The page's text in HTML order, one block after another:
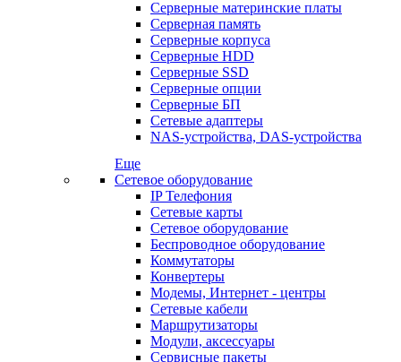
Серверные материнские платы
Серверная память
Серверные корпуса
Серверные HDD
Серверные SSD
Серверные опции
Серверные БП
Сетевые адаптеры
NAS-устройства, DAS-устройства
Еще
Сетевое оборудование
IP Телефония
Сетевые карты
Сетевое оборудование
Беспроводное оборудование
Коммутаторы
Конвертеры
Модемы, Интернет - центры
Сетевые кабели
Маршрутизаторы
Модули, аксессуары
Сервисные пакеты